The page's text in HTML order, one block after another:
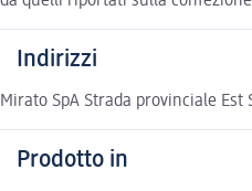
Indirizzi
Mirato SpA Strada provinciale
Prodotto in